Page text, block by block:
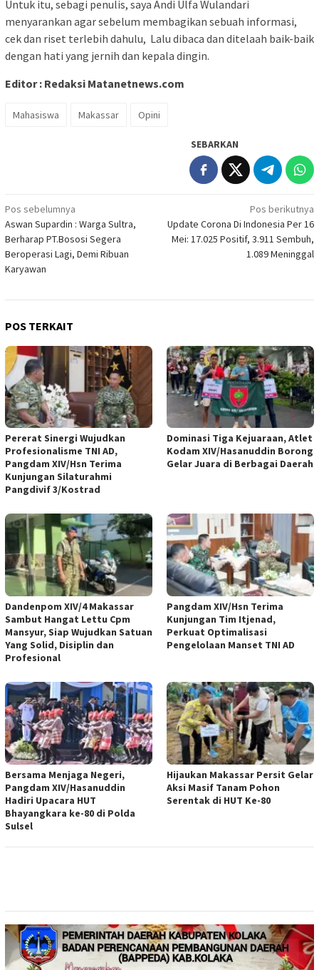
Untuk itu, sebagi penulis, saya Andi Ulfa Wulandari
menyarankan agar sebelum membagikan sebuah informasi,
cek dan riset terlebih dahulu, Lalu dibaca dan ditelaah baik-baik
dengan hati yang jernih dan kepala dingin.
Editor : Redaksi Matanetnews.com
Mahasiswa Makassar Opini
SEBARKAN
Navigasi
pos
Pos sebelumnya
Aswan Supardin : Warga Sultra,
Berharap PT.Bososi Segera
Beroperasi Lagi, Demi Ribuan
Karyawan
Pos berikutnya
Update Corona Di Indonesia Per 16
Mei: 17.025 Positif, 3.911 Sembuh,
1.089 Meninggal
POS TERKAIT
Pererat Sinergi Wujudkan
Profesionalisme TNI AD,
Pangdam XIV/Hsn Terima
Kunjungan Silaturahmi
Pangdivif 3/Kostrad
Dominasi Tiga Kejuaraan, Atlet
Kodam XIV/Hasanuddin Borong
Gelar Juara di Berbagai Daerah
Dandenpom XIV/4 Makassar
Sambut Hangat Lettu Cpm
Mansyur, Siap Wujudkan Satuan
Yang Solid, Disiplin dan
Profesional
Pangdam XIV/Hsn Terima
Kunjungan Tim Itjenad,
Perkuat Optimalisasi
Pengelolaan Manset TNI AD
Bersama Menjaga Negeri,
Pangdam XIV/Hasanuddin
Hadiri Upacara HUT
Bhayangkara ke-80 di Polda
Sulsel
Hijaukan Makassar Persit Gelar
Aksi Masif Tanam Pohon
Serentak di HUT Ke-80